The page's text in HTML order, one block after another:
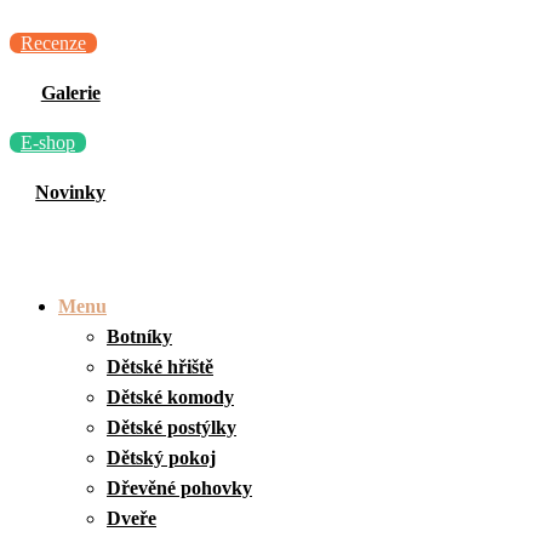
Recenze
Galerie
E-shop
Novinky
Menu
Botníky
Dětské hřiště
Dětské komody
Dětské postýlky
Dětský pokoj
Dřevěné pohovky
Dveře